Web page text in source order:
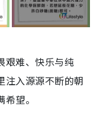
艰难、快乐与纯
注入源源不断的朝
望。